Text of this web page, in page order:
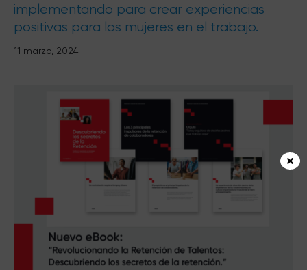
implementando para crear experiencias
positivas para las mujeres en el trabajo.
11 marzo, 2024